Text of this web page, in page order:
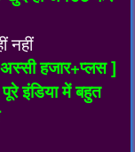
नहीं
हजार+प्लस ]
इंडिया में बहुत